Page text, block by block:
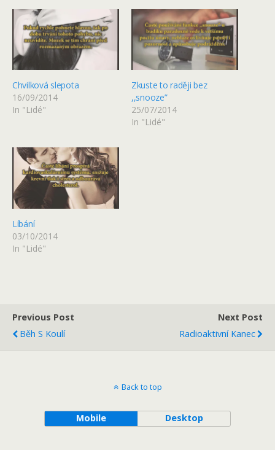
Chvilková slepota
16/09/2014
In "Lidé"
Zkuste to raději bez
,,snooze”
25/07/2014
In "Lidé"
Líbání
03/10/2014
In "Lidé"
Previous Post
Běh S Koulí
Next Post
Radioaktivní Kanec
Back to top
Mobile Desktop